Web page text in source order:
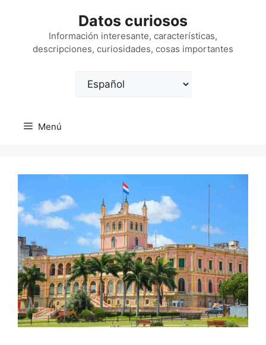
Datos curiosos
Información interesante, características,
descripciones, curiosidades, cosas importantes
Elegir
Menú